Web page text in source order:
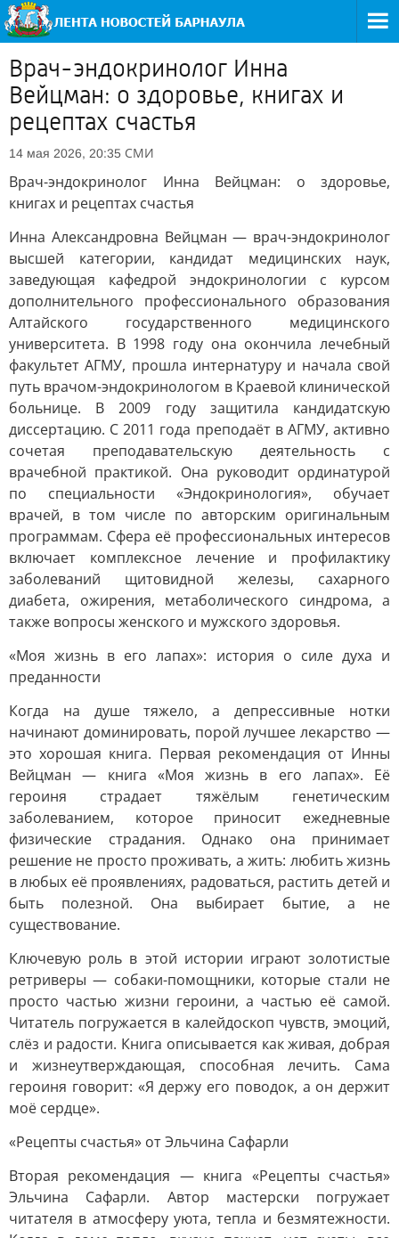
Врач-эндокринолог Инна
Вейцман: о здоровье, книгах и
рецептах счастья
14 мая 2026, 20:35 СМИ
Врач-эндокринолог Инна Вейцман: о здоровье,
книгах и рецептах счастья
Инна Александровна Вейцман — врач-эндокринолог
высшей категории, кандидат медицинских наук,
заведующая кафедрой эндокринологии с курсом
дополнительного профессионального образования
Алтайского государственного медицинского
университета. В 1998 году она окончила лечебный
факультет АГМУ, прошла интернатуру и начала свой
путь врачом-эндокринологом в Краевой клинической
больнице. В 2009 году защитила кандидатскую
диссертацию. С 2011 года преподаёт в АГМУ, активно
сочетая преподавательскую деятельность с
врачебной практикой. Она руководит ординатурой
по специальности «Эндокринология», обучает
врачей, в том числе по авторским оригинальным
программам. Сфера её профессиональных интересов
включает комплексное лечение и профилактику
заболеваний щитовидной железы, сахарного
диабета, ожирения, метаболического синдрома, а
также вопросы женского и мужского здоровья.
«Моя жизнь в его лапах»: история о силе духа и
преданности
Когда на душе тяжело, а депрессивные нотки
начинают доминировать, порой лучшее лекарство —
это хорошая книга. Первая рекомендация от Инны
Вейцман — книга «Моя жизнь в его лапах». Её
героиня страдает тяжёлым генетическим
заболеванием, которое приносит ежедневные
физические страдания. Однако она принимает
решение не просто проживать, а жить: любить жизнь
в любых её проявлениях, радоваться, растить детей и
быть полезной. Она выбирает бытие, а не
существование.
Ключевую роль в этой истории играют золотистые
ретриверы — собаки-помощники, которые стали не
просто частью жизни героини, а частью её самой.
Читатель погружается в калейдоскоп чувств, эмоций,
слёз и радости. Книга описывается как живая, добрая
и жизнеутверждающая, способная лечить. Сама
героиня говорит: «Я держу его поводок, а он держит
моё сердце».
«Рецепты счастья» от Эльчина Сафарли
Вторая рекомендация — книга «Рецепты счастья»
Эльчина Сафарли. Автор мастерски погружает
читателя в атмосферу уюта, тепла и безмятежности.